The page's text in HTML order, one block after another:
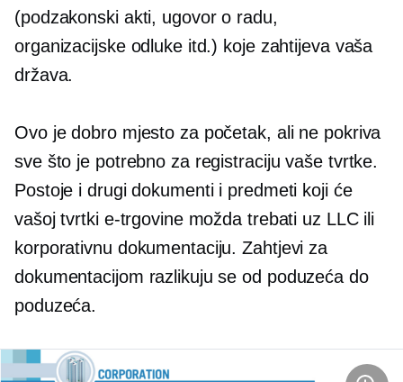
(podzakonski akti, ugovor o radu,
organizacijske odluke itd.) koje zahtijeva vaša
država.
Ovo je dobro mjesto za početak, ali ne pokriva
sve što je potrebno za registraciju vaše tvrtke.
Postoje i drugi dokumenti i predmeti koji će
vašoj tvrtki e-trgovine možda trebati uz LLC ili
korporativnu dokumentaciju. Zahtjevi za
dokumentacijom razlikuju se od poduzeća do
poduzeća.